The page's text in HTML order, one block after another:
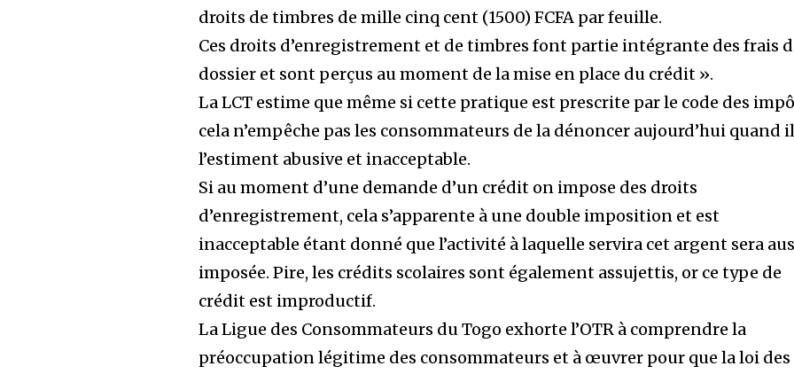
droits de timbres de mille cinq cent (1500) FCFA par feuille.
Ces droits d’enregistrement et de timbres font partie intégrante des frais
dossier et sont perçus au moment de la mise en place du crédit ».
La LCT estime que même si cette pratique est prescrite par le code des
cela n’empêche pas les consommateurs de la dénoncer aujourd’hui quand
l’estiment abusive et inacceptable.
Si au moment d’une demande d’un crédit on impose des droits
d’enregistrement, cela s’apparente à une double imposition et est
inacceptable étant donné que l’activité à laquelle servira cet argent sera
imposée. Pire, les crédits scolaires sont également assujettis, or ce type de
crédit est improductif.
La Ligue des Consommateurs du Togo exhorte l’OTR à comprendre la
préoccupation légitime des consommateurs et à œuvrer pour que la loi des